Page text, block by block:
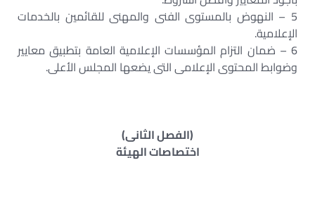
5 – النهوض بالمستوى الفنى والمهنى للقائمين بالخدمات
الإعلامية.
6 – ضمان التزام المؤسسات الإعلامية العامة بتطبيق معايير
وضوابط المحتوى الإعلامى التى يضعها المجلس الأعلى.
(الفصل الثانى)
اختصاصات الهيئة